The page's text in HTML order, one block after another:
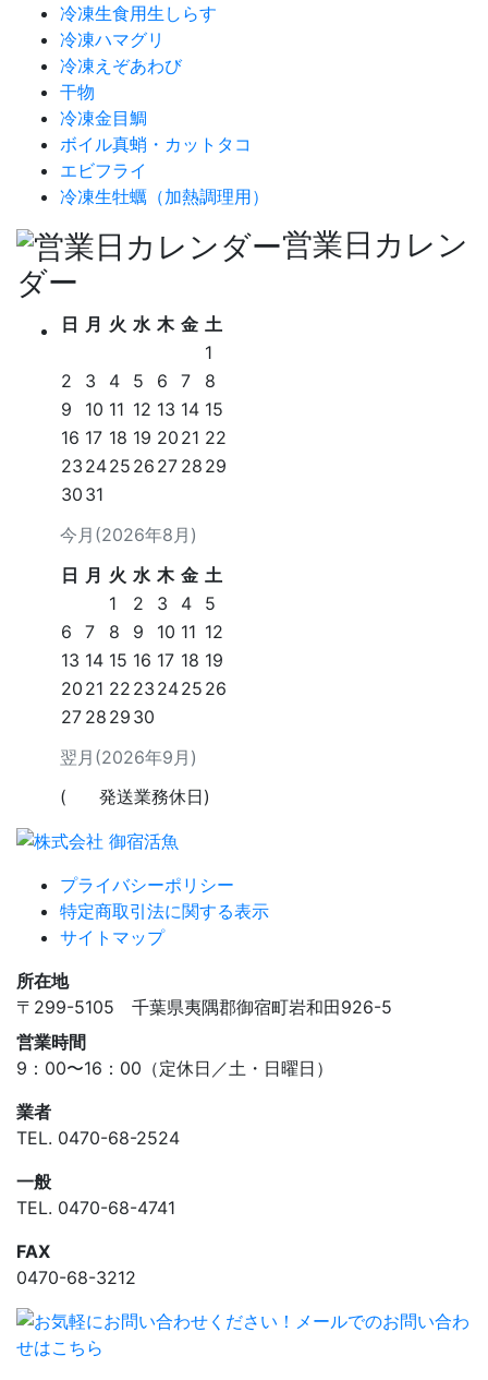
冷凍生食用生しらす
冷凍ハマグリ
冷凍えぞあわび
干物
冷凍金目鯛
ボイル真蛸・カットタコ
エビフライ
冷凍生牡蠣（加熱調理用）
営業日カレン
ダー
今月(2026年8月)
日 月 火 水 木 金 土
1
2
3 4 5 6 7
8
9
10 11 12 13 14 15
16 17 18 19 20 21 22
23 2425 26 27 28 29
30 31
翌月(2026年9月)
日 月 火 水 木 金 土
1
2 3 4
5
6
7 8 9 10 11 12
13 14 15 16 17 18 19
20 21 22 23 2425 26
27 28 29 30
( 発送業務休日)
プライバシーポリシー
特定商取引法に関する表示
サイトマップ
所在地
〒299-5105 千葉県夷隅郡御宿町岩和田926-5
営業時間
9：00〜16：00（定休日／土・日曜日）
業者
TEL. 0470-68-2524
一般
TEL. 0470-68-4741
FAX
0470-68-3212